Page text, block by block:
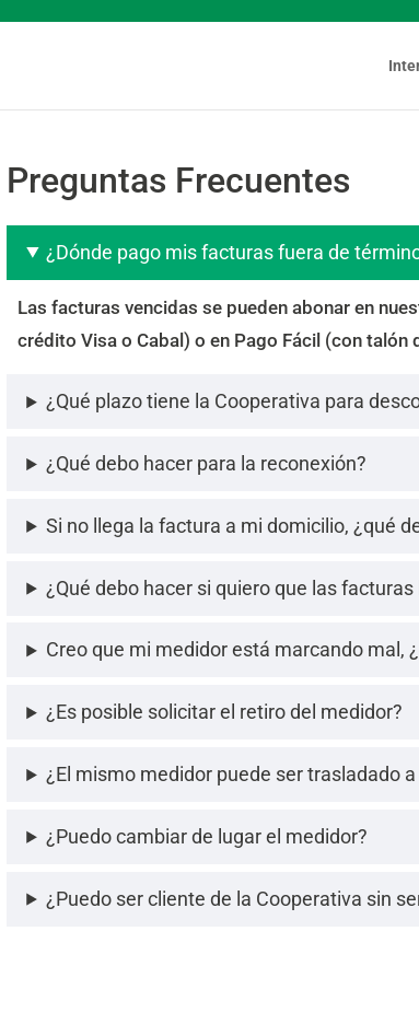
Preguntas Frecuentes
¿Dónde pago mis facturas fuera de
Las facturas vencidas se pueden abonar en
crédito Visa o Cabal) o en Pago Fácil (con talón
¿Qué plazo tiene la Cooperativa para
¿Qué debo hacer para la reconexión?
Si no llega la factura a mi domicilio, ¿qué
¿Qué debo hacer si quiero que las
Creo que mi medidor está marcando mal,
¿Es posible solicitar el retiro del medidor?
¿El mismo medidor puede ser trasladado
¿Puedo cambiar de lugar el medidor?
¿Puedo ser cliente de la Cooperativa sin